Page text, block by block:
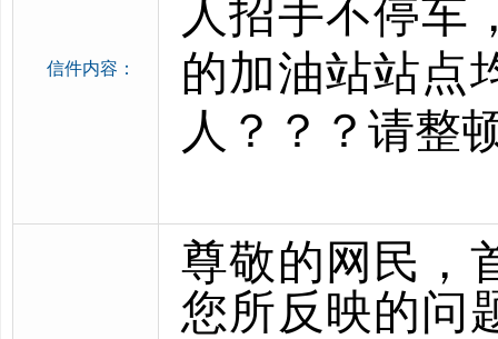
信件内容：
人招手不停车
的加油站站点
人？？？请整
尊敬的网民，
您所反映的问